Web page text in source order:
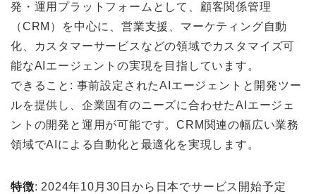
発・運用プラットフォームとして、顧客関係管理
（CRM）を中心に、営業支援、マーケティング自動
化、カスタマーサービスなどの領域でカスタマイズ可
能なAIエージェントの実現を目指しています。
できること: 事前設定されたAIエージェントと開発ツー
ルを提供し、企業固有のニーズに合わせたAIエージェ
ントの開発と運用が可能です。CRM関連の幅広い業務
領域でAIによる自動化と最適化を実現します。
特徴: 2024年10月30日から日本でサービス開始予定